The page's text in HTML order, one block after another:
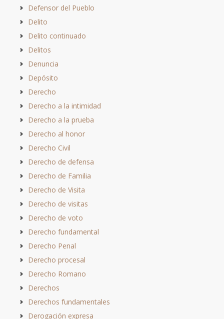
Defensor del Pueblo
Delito
Delito continuado
Delitos
Denuncia
Depósito
Derecho
Derecho a la intimidad
Derecho a la prueba
Derecho al honor
Derecho Civil
Derecho de defensa
Derecho de Familia
Derecho de Visita
Derecho de visitas
Derecho de voto
Derecho fundamental
Derecho Penal
Derecho procesal
Derecho Romano
Derechos
Derechos fundamentales
Derogación expresa